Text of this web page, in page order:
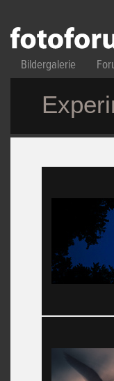
Bildergalerie
Seiten